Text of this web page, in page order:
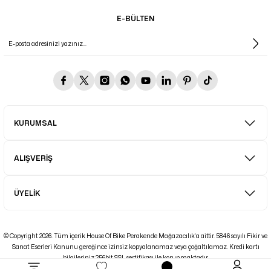
E-BÜLTEN
KURUMSAL
ALIŞVERİŞ
ÜYELİK
© Copyright 2026. Tüm içerik House Of Bike Perakende Mağazacılık'a aittir. 5846 sayılı Fikir ve
Sanat Eserleri Kanunu gereğince izinsiz kopyalanamaz veya çoğaltılamaz. Kredi kartı
bilgileriniz 256bit SSL sertifikası ile korunmaktadır.